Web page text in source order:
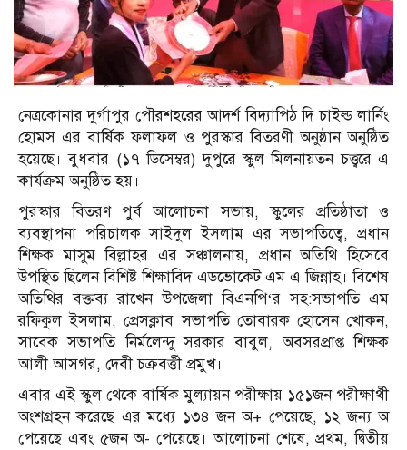
নেত্রকোনার দুর্গাপুর পৌরশহরের আদর্শ বিদ্যাপিঠ দি চাইল্ড লার্নিং
হোমস এর বার্ষিক ফলাফল ও পুরস্কার বিতরণী অনুষ্ঠান অনুষ্ঠিত
হয়েছে। বুধবার (১৭ ডিসেম্বর) দুপুরে স্কুল মিলনায়তন চত্ত্বরে এ
কার্যক্রম অনুষ্ঠিত হয়।
পুরস্কার বিতরণ পুর্ব আলোচনা সভায়, স্কুলের প্রতিষ্ঠাতা ও
ব্যবস্থাপনা পরিচালক সাইদুল ইসলাম এর সভাপতিত্বে, প্রধান
শিক্ষক মাসুম বিল্লাহর এর সঞ্চালনায়, প্রধান অতিথি হিসেবে
উপস্থিত ছিলেন বিশিষ্ট শিক্ষাবিদ এডভোকেট এম এ জিন্নাহ। বিশেষ
অতিথির বক্তব্য রাখেন উপজেলা বিএনপি‘র সহ:সভাপতি এম
রফিকুল ইসলাম, প্রেসক্লাব সভাপতি তোবারক হোসেন খোকন,
সাবেক সভাপতি নির্মলেন্দু সরকার বাবুল, অবসরপ্রাপ্ত শিক্ষক
আলী আসগর, দেবী চক্রবর্ত্তী প্রমুখ।
এবার এই স্কুল থেকে বার্ষিক মুল্যায়ন পরীক্ষায় ১৫১জন পরীক্ষার্থী
অংশগ্রহন করেছে এর মধ্যে ১৩৪ জন অ+ পেয়েছে, ১২ জন্য অ
পেয়েছে এবং ৫জন অ- পেয়েছে। আলোচনা শেষে, প্রথম, দ্বিতীয়